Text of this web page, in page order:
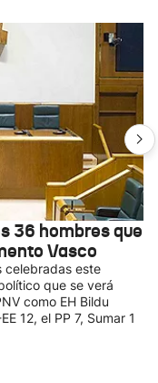
36 hombres que
Vasco
celebradas este
que se verá
como EH Bildu
12, el PP 7, Sumar 1